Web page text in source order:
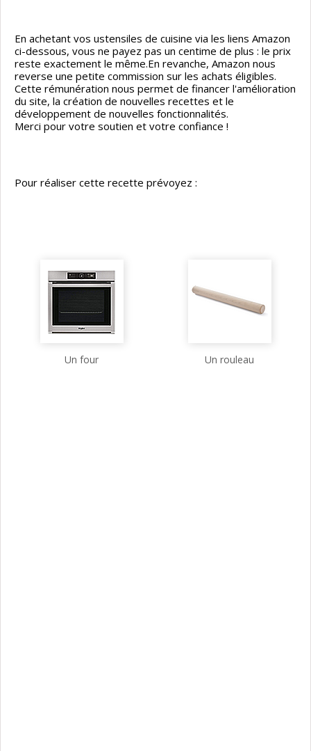
En achetant vos ustensiles de cuisine via les liens Amazon
ci-dessous, vous ne payez pas un centime de plus : le prix
reste exactement le même.En revanche, Amazon nous
reverse une petite commission sur les achats éligibles.
Cette rémunération nous permet de financer l'amélioration
du site, la création de nouvelles recettes et le
développement de nouvelles fonctionnalités.
Merci pour votre soutien et votre confiance !
Pour réaliser cette recette prévoyez :
Un four Un rouleau